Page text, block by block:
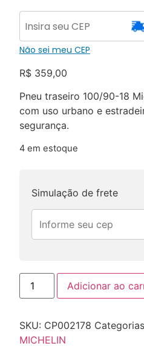
Não sei meu CEP
R$359,00
Pneu traseiro 100/90-18
com uso urbano e
segurança.
4 em estoque
Simulação de frete
Adicionar ao
SKU: CP002178
MICHELIN